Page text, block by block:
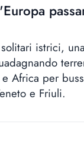
istrici,
Africa per
e Friuli.